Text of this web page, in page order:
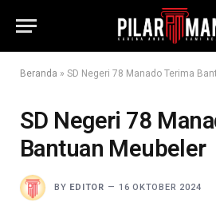
Beranda » SD Negeri 78 Manado Terima
SD Negeri 78
Bantuan Meubeler
BY EDITOR 16 OKTOBER 2024